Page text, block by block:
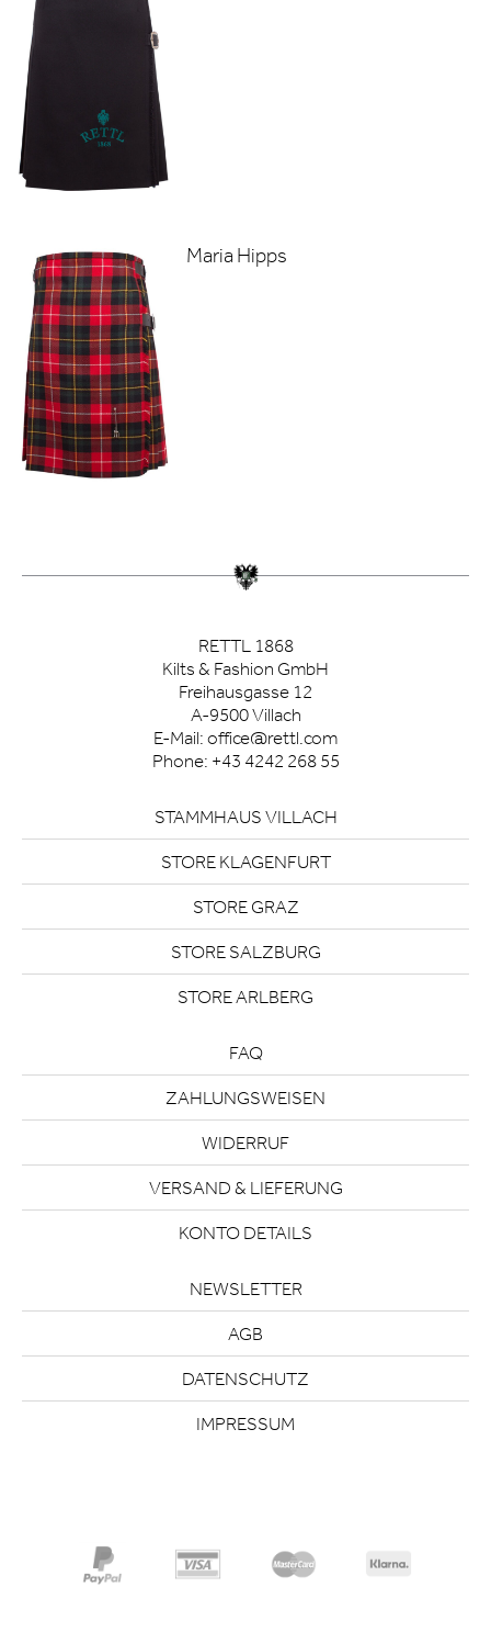
Maria Hipps
RETTL 1868
Kilts & Fashion GmbH
Freihausgasse 12
A-9500 Villach
E-Mail: office@rettl.com
Phone: +43 4242 268 55
STAMMHAUS VILLACH
STORE KLAGENFURT
STORE GRAZ
STORE SALZBURG
STORE ARLBERG
FAQ
ZAHLUNGSWEISEN
WIDERRUF
VERSAND & LIEFERUNG
KONTO DETAILS
NEWSLETTER
AGB
DATENSCHUTZ
IMPRESSUM